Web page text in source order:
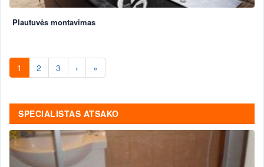
Plautuvės montavimas
1 2 3 › »
SPECIALISTAS ATSAKO